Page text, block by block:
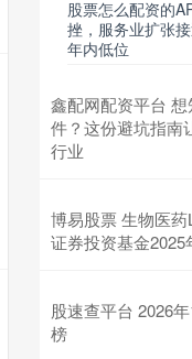
股票怎么配资的
挫，服务业扩张
年内低位
鑫配网配资平台
件？这份避坑指南
行业
博易股票 生物医
证券投资基金
股速查平台 2026
榜